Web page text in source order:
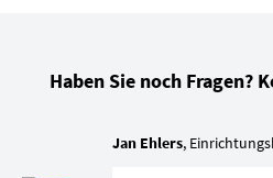
Haben Sie noch Fragen?
Jan Ehlers,